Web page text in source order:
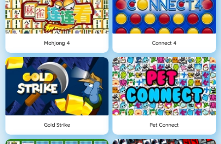
Mahjong 4 Connect 4
Gold Strike Pet Connect